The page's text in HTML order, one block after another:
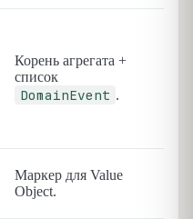
Корень агрегата +
список
DomainEvent .
Маркер для Value
Object.